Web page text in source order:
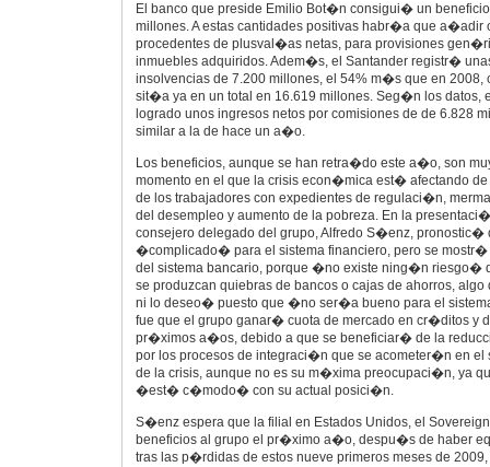
El banco que preside Emilio Bot�n consigui� un
millones. A estas cantidades positivas habr�a que a�adir
procedentes de plusval�as netas, para provisiones
inmuebles adquiridos. Adem�s, el Santander registr�
insolvencias de 7.200 millones, el 54% m�s que en 2008,
sit�a ya en un total en 16.619 millones. Seg�n los datos,
logrado unos ingresos netos por comisiones de de 6.828
similar a la de hace un a�o.
Los beneficios, aunque se han retra�do este a�o, son
momento en el que la crisis econ�mica est� afectando
de los trabajadores con expedientes de regulaci�n,
del desempleo y aumento de la pobreza. En la
consejero delegado del grupo, Alfredo S�enz,
�complicado� para el sistema financiero, pero se mostr�
del sistema bancario, porque �no existe ning�n riesgo�
se produzcan quiebras de bancos o cajas de ahorros,
ni lo deseo� puesto que �no ser�a bueno para el
fue que el grupo ganar� cuota de mercado en cr�ditos y
pr�ximos a�os, debido a que se beneficiar� de la
por los procesos de integraci�n que se acometer�n en el
de la crisis, aunque no es su m�xima preocupaci�n, ya
�est� c�modo� con su actual posici�n.
S�enz espera que la filial en Estados Unidos, el
beneficios al grupo el pr�ximo a�o, despu�s de haber
tras las p�rdidas de estos nueve primeros meses de